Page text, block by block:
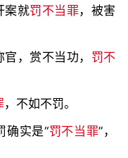
案就罚不当罪，被害
，赏不当功， 罚不
，不如不罚。
确实是“罚不当罪”，